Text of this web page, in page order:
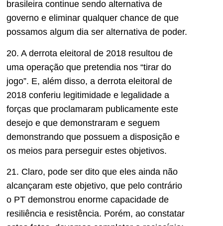
brasileira continue sendo alternativa de
governo e eliminar qualquer chance de que
possamos algum dia ser alternativa de poder.
20. A derrota eleitoral de 2018 resultou de
uma operação que pretendia nos “tirar do
jogo”. E, além disso, a derrota eleitoral de
2018 conferiu legitimidade e legalidade a
forças que proclamaram publicamente este
desejo e que demonstraram e seguem
demonstrando que possuem a disposição e
os meios para perseguir estes objetivos.
21. Claro, pode ser dito que eles ainda não
alcançaram este objetivo, que pelo contrário
o PT demonstrou enorme capacidade de
resiliência e resistência. Porém, ao constatar